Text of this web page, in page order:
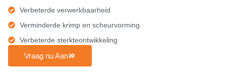
Verbeterde verwerkbaarheid
Verminderde krimp en scheurvorming
Verbeterde sterkteontwikkeling
Vraag nu Aan